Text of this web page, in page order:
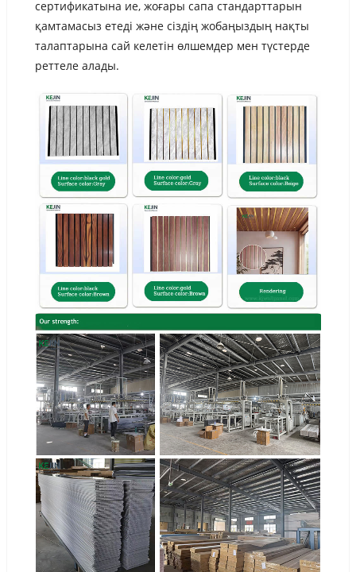
сертификатына ие, жоғары сапа стандарттарын
қамтамасыз етеді және сіздің жобаңыздың нақты
талаптарына сай келетін өлшемдер мен түстерде
реттеле алады.